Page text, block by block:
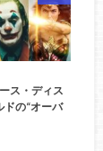
ス・ディス
ドの“オーバ